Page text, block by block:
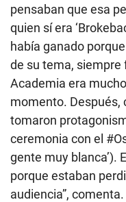
pensaban que esa
quien sí era
había ganado
de su tema, siempre
Academia era
momento. Después,
tomaron
ceremonia con el
gente muy blanca’).
porque estaban
audiencia”, comenta.